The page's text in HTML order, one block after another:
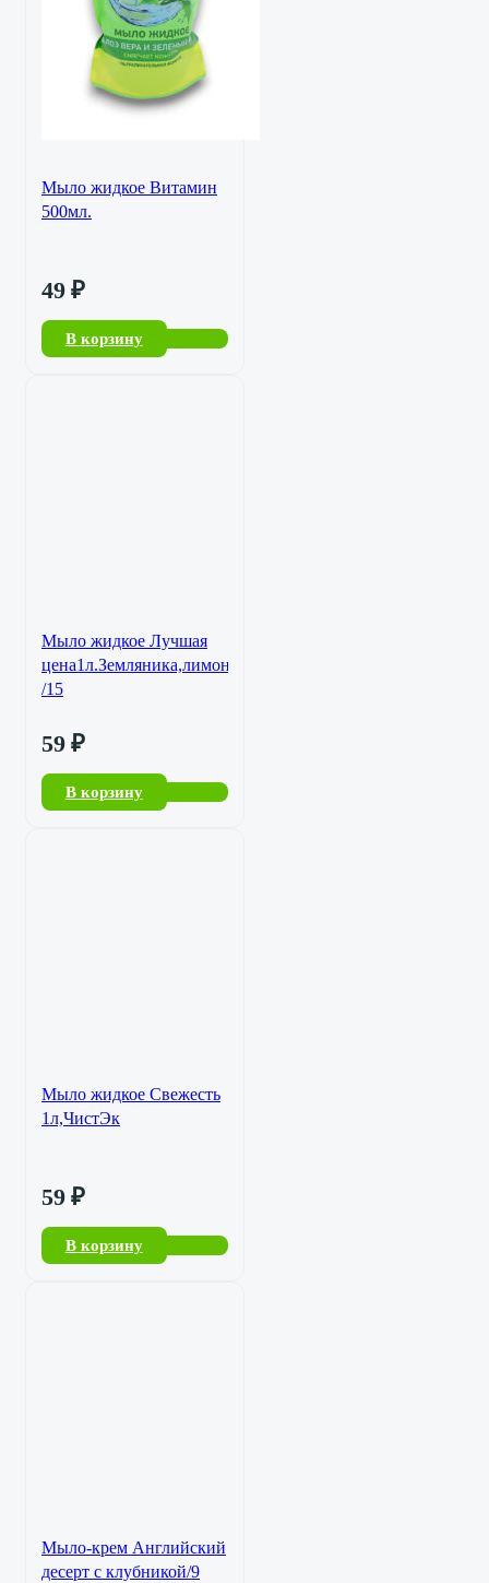
Мыло жидкое Витамин
500мл.
49 ₽
В корзину
Мыло жидкое Лучшая
цена1л.Земляника,лимон,яблоко
/15
59 ₽
В корзину
Мыло жидкое Свежесть
1л,ЧистЭк
59 ₽
В корзину
Мыло-крем Английский
десерт с клубникой/9